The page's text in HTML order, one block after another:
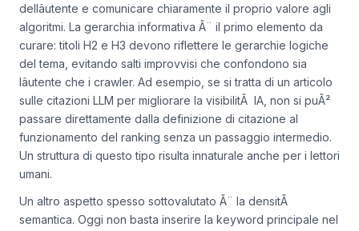
Un contenuto ben strutturato per il 2026 deve rispondere a
due esigenze fondamentali: soddisfare lâintento di ricerca
dellâutente e comunicare chiaramente il proprio valore agli
algoritmi. La gerarchia informativa Ã¨ il primo elemento da
curare: titoli H2 e H3 devono riflettere le gerarchie logiche
del tema, evitando salti improvvisi che confondono sia
lâutente che i crawler. Ad esempio, se si tratta di un articolo
sullecitazioni LLMper migliorare la visibilitÃ IA, non si puÃ²
passare direttamente dalla definizione dicitazioneal
funzionamento del
Un struttura di questo tipo risulta innaturale anche per i lettori